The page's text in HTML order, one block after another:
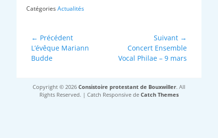
CatégoriesActualités
Navigation
de
l’article
← Précédent
Article
précédent :
L’évêque Mariann
Budde
Suivant →
Article
suivant :
Concert Ensemble
Vocal Philae – 9 mars
Copyright © 2026 Consistoire protestant de Bouxwiller. All
Rights Reserved. | Catch Responsive de Catch Themes